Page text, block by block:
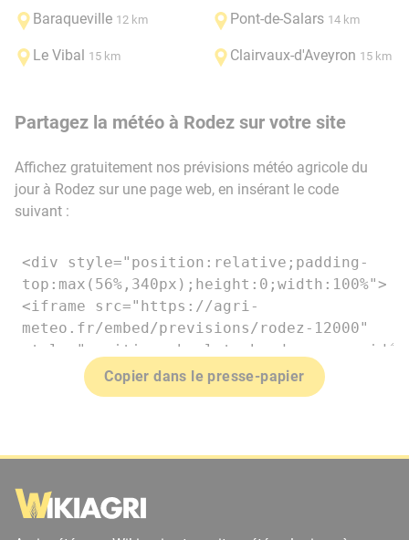
Baraqueville 12 km Pont-de-Salars 14 km
Le Vibal 15 km Clairvaux-d'Aveyron 15 km
Partagez la météo à Rodez sur votre site
Affichez gratuitement nos prévisions météo agricole du
jour à Rodez sur une page web, en insérant le code
suivant :
Copier dans le presse-papier